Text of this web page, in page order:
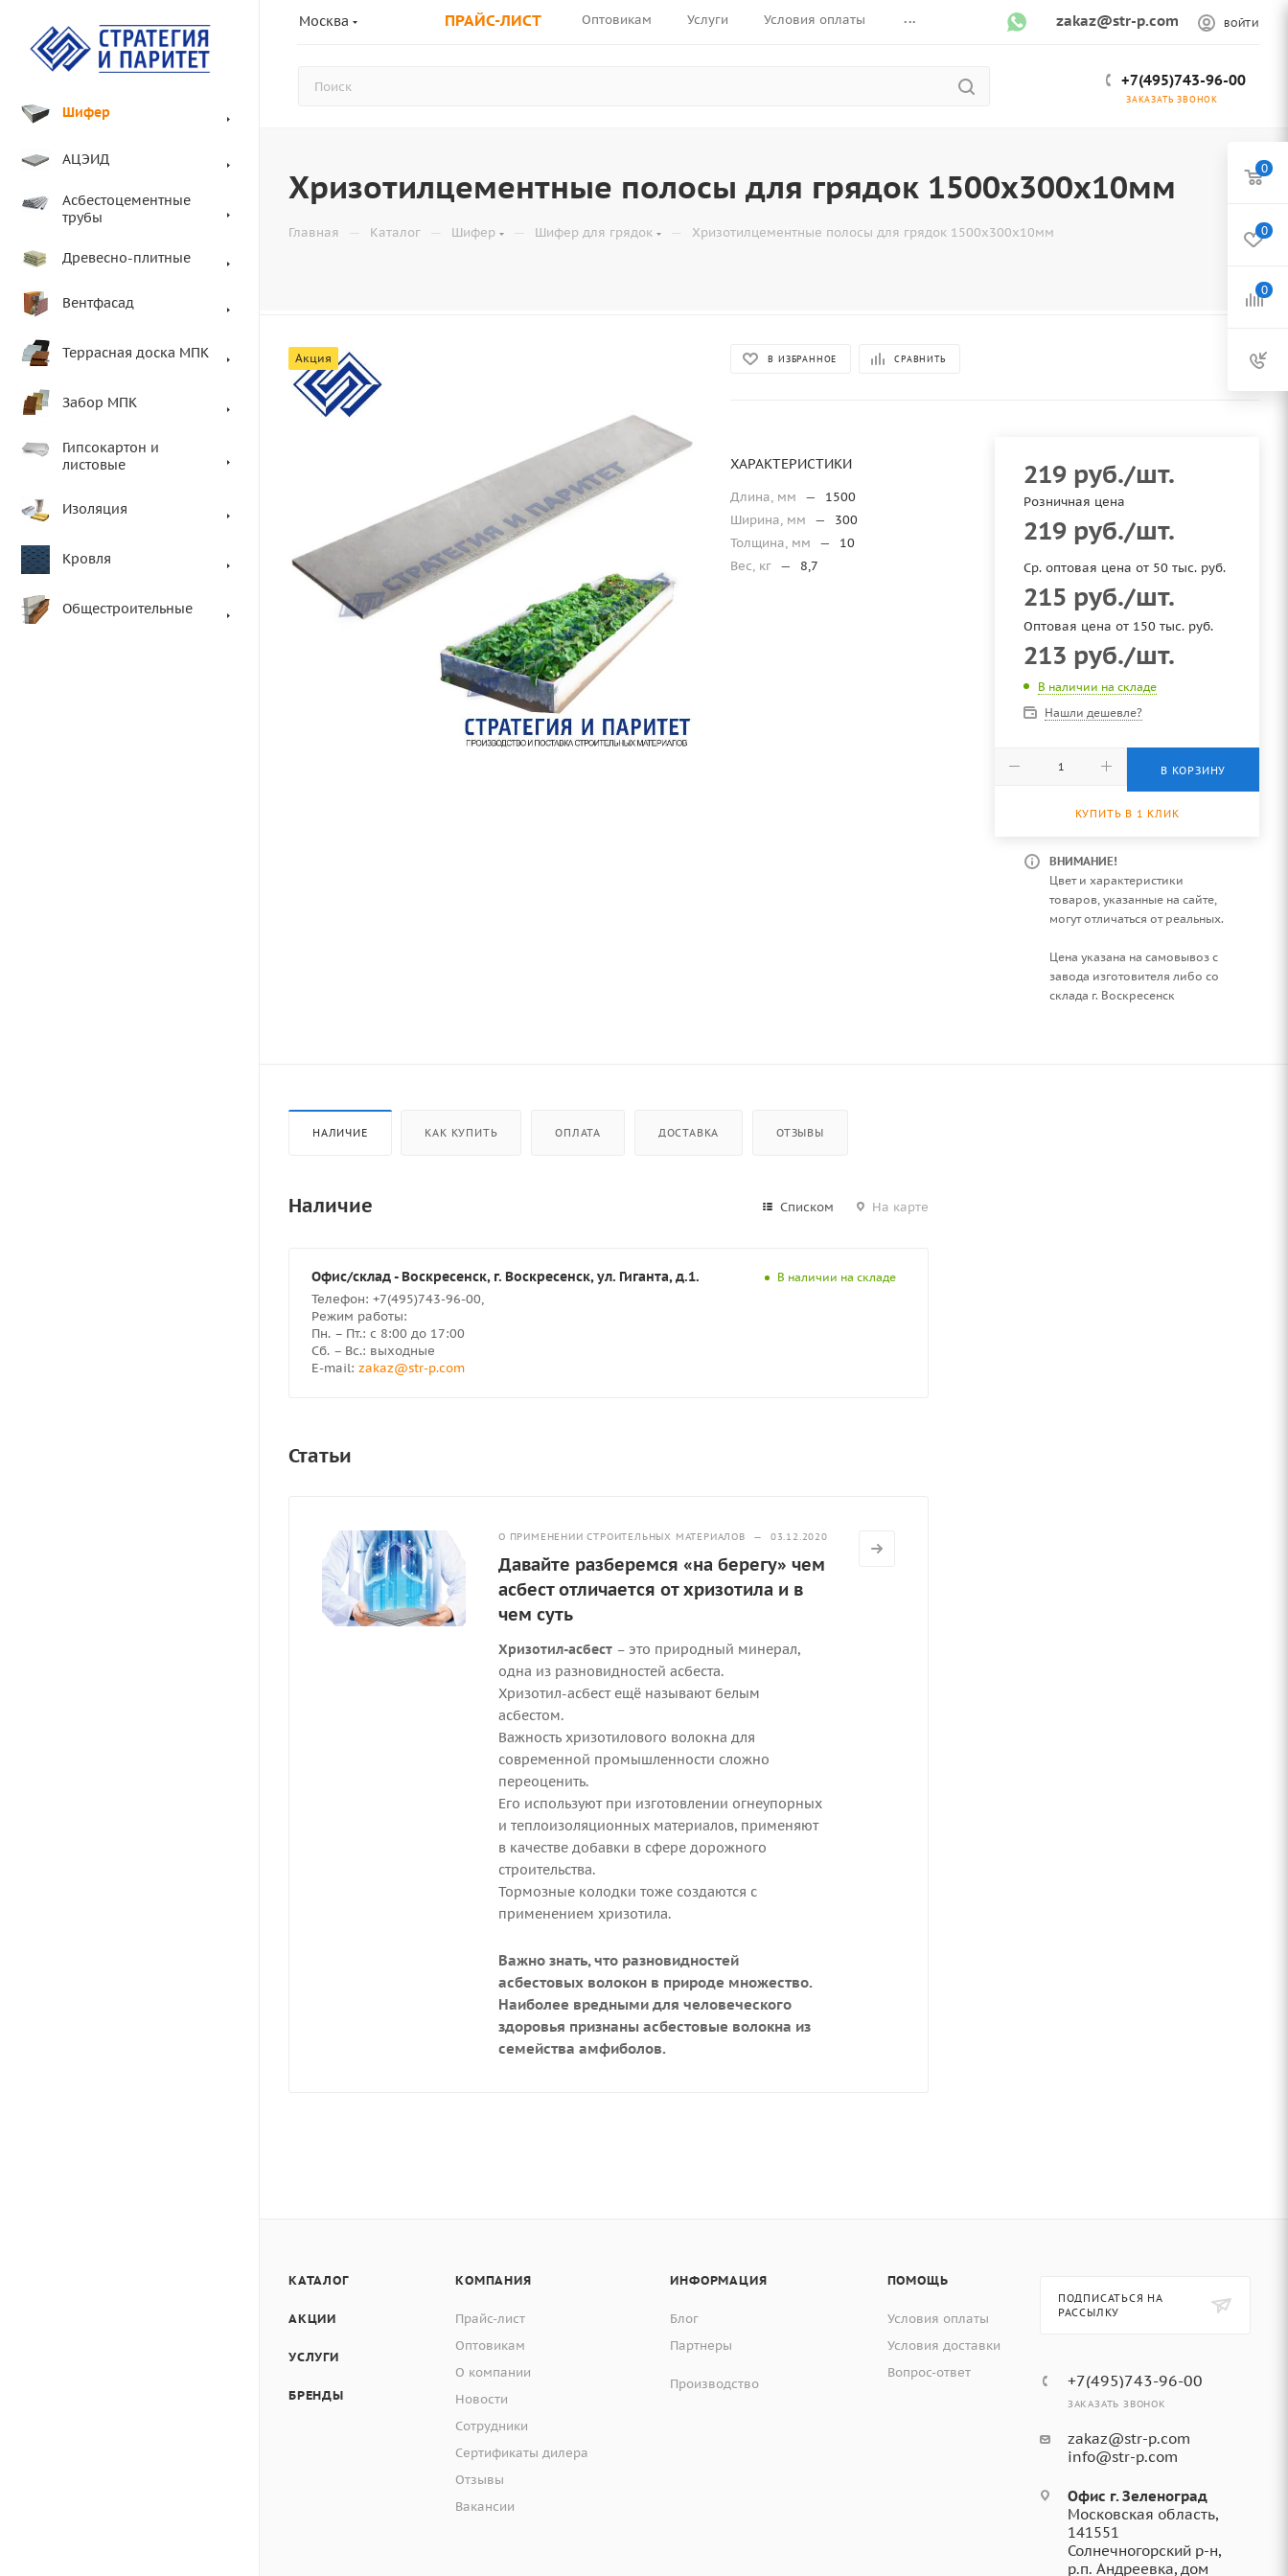
Москва ПРАЙС-ЛИСТ Оптовикам Услуги Условия оплаты ... zakaz@str-p.com ВОЙТИ
+7(495)743-96-00
ЗАКАЗАТЬ ЗВОНОК
Шифер
АЦЭИД
Асбестоцементные
трубы
Древесно-плитные
Вентфасад
Террасная доска МПК
Забор МПК
Гипсокартон и
листовые
Изоляция
Кровля
Общестроительные
Хризотилцементные полосы для грядок 1500х300х10мм
Главная — Каталог — Шифер — Шифер для грядок — Хризотилцементные полосы для грядок 1500х300х10мм
Акция В ИЗБРАННОЕ СРАВНИТЬ
ХАРАКТЕРИСТИКИ
Длина, мм —
1500
Ширина, мм
—
300
Толщина, мм
—
10
Вес, кг — 8,7
219 руб./шт.
Розничная цена
219 руб./шт.
Ср. оптовая цена от 50 тыс. руб.
215 руб./шт.
Оптовая цена от 150 тыс. руб.
213 руб./шт.
В наличии на складе
Нашли дешевле?
В КОРЗИНУ
КУПИТЬ В 1 КЛИК
ВНИМАНИЕ!
Цвет и характеристики
товаров, указанные на сайте,
могут отличаться от реальных.
Цена указана на самовывоз с
завода изготовителя либо со
склада г. Воскресенск
НАЛИЧИЕ КАК КУПИТЬ ОПЛАТА ДОСТАВКА ОТЗЫВЫ
Наличие Списком На карте
Офис/склад - Воскресенск, г. Воскресенск, ул. Гиганта, д.1.
Телефон: +7(495)743-96-00,
Режим работы:
Пн. – Пт.: с 8:00 до 17:00
Сб. – Вс.: выходные
E-mail: zakaz@str-p.com
В наличии на складе
Статьи
О ПРИМЕНЕНИИ СТРОИТЕЛЬНЫХ МАТЕРИАЛОВ — 03.12.2020
Давайте разберемся «на берегу» чем
асбест отличается от хризотила и в
чем суть
Хризотил-асбест – это природный минерал,
одна из разновидностей асбеста.
Хризотил-асбест ещё называют белым
асбестом.
Важность хризотилового волокна для
современной промышленности сложно
переоценить.
Его используют при изготовлении огнеупорных
и теплоизоляционных материалов, применяют
в качестве добавки в сфере дорожного
строительства.
Тормозные колодки тоже создаются с
применением хризотила.
Важно знать, что разновидностей
асбестовых волокон в природе множество.
Наиболее вредными для человеческого
здоровья признаны асбестовые волокна из
семейства амфиболов.
КАТАЛОГ
АКЦИИ
УСЛУГИ
БРЕНДЫ
КОМПАНИЯ
Прайс-лист
Оптовикам
О компании
Новости
Сотрудники
Сертификаты дилера
Отзывы
Вакансии
ИНФОРМАЦИЯ
Блог
Партнеры
Производство
ПОМОЩЬ
Условия оплаты
Условия доставки
Вопрос-ответ
ПОДПИСАТЬСЯ НА
РАССЫЛКУ
+7(495)743-96-00
ЗАКАЗАТЬ ЗВОНОК
zakaz@str-p.com
info@str-p.com
Офис г. Зеленоград
Московская область,
141551
Солнечногорский р-н,
р.п. Андреевка, дом
0
0
0